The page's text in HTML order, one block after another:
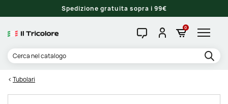
Spedizione gratuita sopra i 99€
0
Tubolari